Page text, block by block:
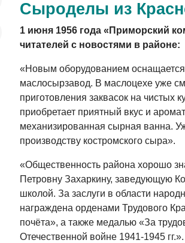
Сыроделы из
1 июня 1956 года «Приморский
читателей с новостями в районе:
«Новым оборудованием оснащается
маслосырзавод. В маслоцехе уже
приготовления заквасок на чистых
приобретает приятный вкус и
механизированная сырная ванна.
производству костромского сыра».
«Общественность района хорошо
Петровну Захаркину, заведующую
школой. За заслуги в области
награждена орденами Трудового
почёта», а также медалью «За
Отечественной войне 1941-1945